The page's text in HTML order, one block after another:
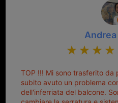
che non ti staccasse la
talvolta non faceva bene il
bisognava armeggiare un
mettere in moto era un
di dover prendere un mutuo
Nissan... e invece ho
tutti i tipi. Adesso che ho la
nuova (solo la chiave,
quella di prima), ogni volta
TOP !!! Mi sono trasferito da
subito avuto un problema
dell'inferriata del balcone.